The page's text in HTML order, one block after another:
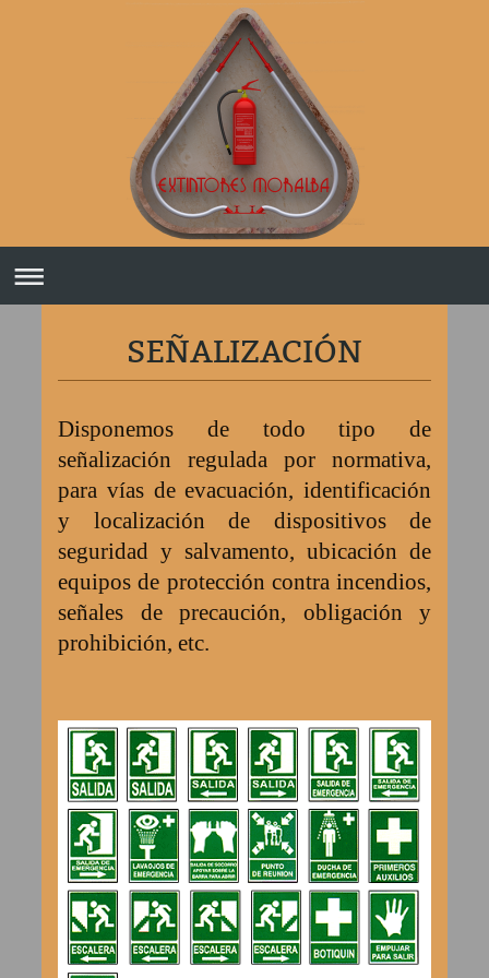
SEÑALIZACIÓN
Disponemos de todo tipo de
señalización regulada por normativa,
para vías de evacuación, identificación
y localización de dispositivos de
seguridad y salvamento, ubicación de
equipos de protección contra incendios,
señales de precaución, obligación y
prohibición, etc.